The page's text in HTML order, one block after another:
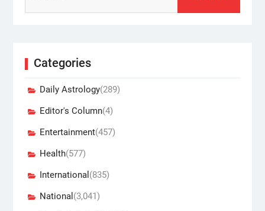
Categories
Daily Astrology(289)
Editor's Column(4)
Entertainment(457)
Health(577)
International (835)
National (3,041)